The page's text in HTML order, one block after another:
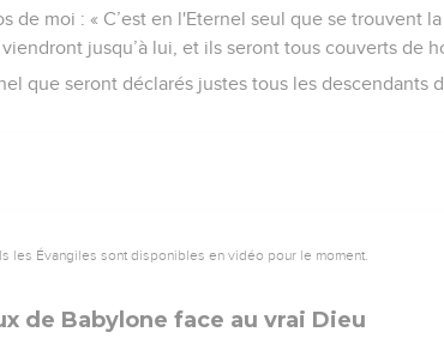
de moi : « C’est en l'Eternel seul que se trouvent
jusqu’à lui, et ils seront tous couverts de
que seront déclarés justes tous les descendants
les Évangiles sont disponibles en vidéo pour le moment.
de Babylone face au vrai Dieu